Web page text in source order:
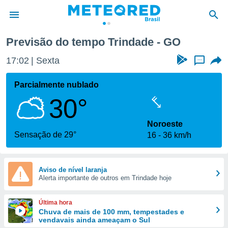
da
fornecidas
a este
das
e
forma
digital
Previsão do tempo Trindade - GO
17:02 Sexta ...
Parcialmente nublado
30°
Sensação de 29°
Noroeste
16
36 km/h
Aviso de nível laranja
Alerta importante de outros em Trindade hoje
Última hora
Chuva de mais de 100 mm, tempestades e
vendavais ainda ameaçam o Sul